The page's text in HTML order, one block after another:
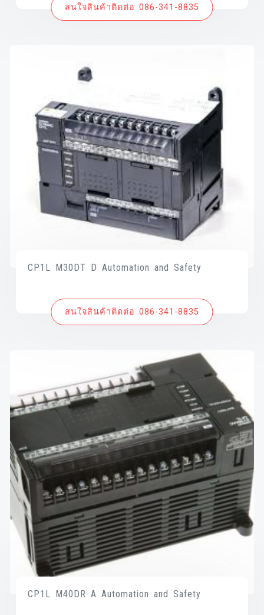
สนใจสินค้าติดต่อ 086-341-8835
CP1L M30DT D Automation and Safety
สนใจสินค้าติดต่อ 086-341-8835
CP1L M40DR A Automation and Safety